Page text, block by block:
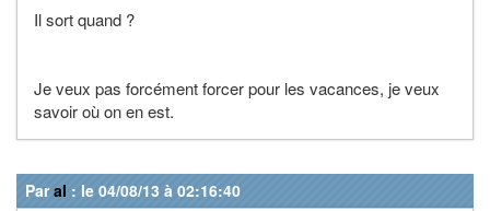
Il sort quand ?
Je veux pas forcément forcer pour les vacances, je veux
savoir où on en est.
Paral : le 04/08/13 à 02:16:40